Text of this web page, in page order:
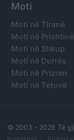
Moti
Moti në Tiranë
Moti në Prishtinë
Moti në Shkup
Moti në Durrës
Moti në Prizren
Moti në Tetovë
© 2003 - 2026 Të
Kontaktoni Kushtet